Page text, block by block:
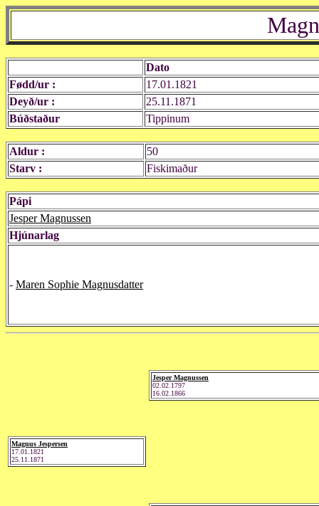
Dato
Fødd/ur :
17.01.1821
Deyð/ur :
25.11.1871
Búðstaður
Tippinum
Aldur :
50
Starv :
Fiskimaður
Pápi
Jesper Magnussen
Hjúnarlag
- Maren Sophie Magnusdatter
Magnus Jespersen
17.01.1821
25.11.1871
Jesper Magnussen
02.02.1797
16.02.1866